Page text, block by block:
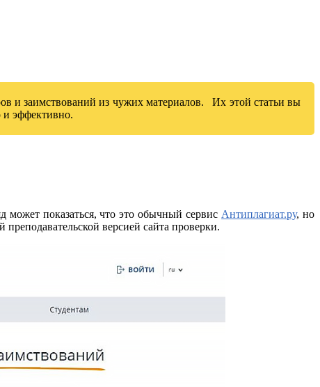
и заимствований из чужих материалов. Их этой статьи вы
и эффективно.
показаться, что это обычный сервис Антиплагиат.ру, но
версией сайта проверки.